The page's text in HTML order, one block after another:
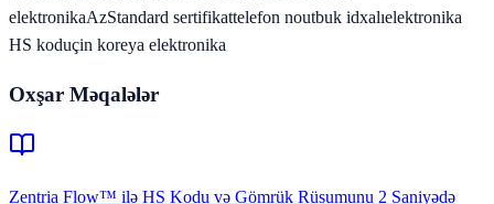
elektronikaAzStandard sertifikattelefon noutbuk idxalıelektronika
HS koduçin koreya elektronika
Oxşar Məqalələr
Zentria Flow™ ilə HS Kodu və Gömrük Rüsumunu 2 Saniyədə